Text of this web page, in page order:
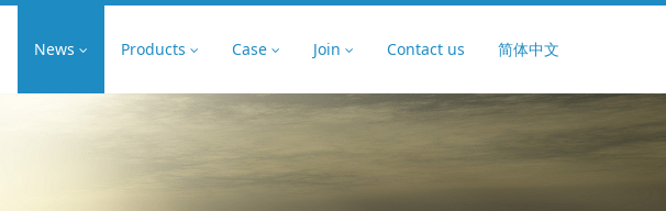
News Products Case Join Contact us 简体中文